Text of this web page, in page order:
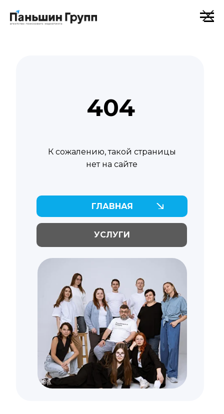
404
К сожалению, такой страницы
нет на сайте
УСЛУГИ
ГЛАВНАЯ